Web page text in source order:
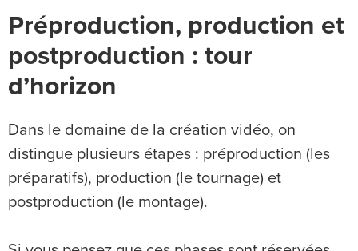
Préproduction, production et
postproduction : tour
d’horizon
Dans le domaine de la création vidéo, on
distingue plusieurs étapes : préproduction (les
préparatifs), production (le tournage) et
postproduction (le montage).